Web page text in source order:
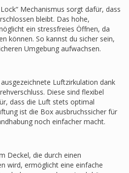
Mechanismus sorgt dafür, dass
bleibt. Das hohe,
ein stressfreies Öffnen, da
können. So kannst du sicher sein,
Umgebung aufwachsen.
Luftzirkulation dank
Diese sind flexibel
dass die Luft stets optimal
ist die Box ausbruchssicher für
noch einfacher macht.
Deckel, die durch einen
wird, ermöglicht eine einfache